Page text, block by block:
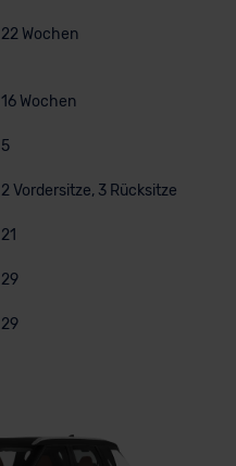
22 Wochen
16 Wochen
5
2 Vordersitze, 3 Rücksitze
21
29
29